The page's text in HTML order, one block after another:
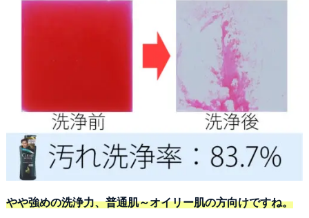
やや強めの洗浄力、普通肌～オイリー肌の方向けですね。